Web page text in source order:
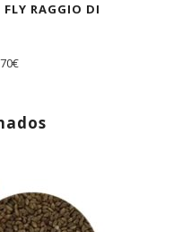
RAGGIO DI
€